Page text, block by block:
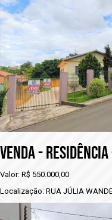
VENDA - rESIDÊNCIA
Valor: R$ 550.000,00
Localização: RUA JÚLIA